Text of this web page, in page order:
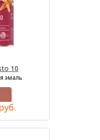
10
эмаль